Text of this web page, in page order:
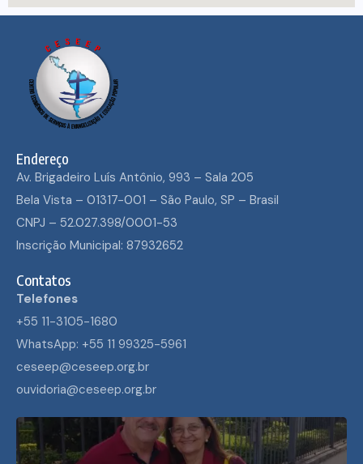
Endereço
Av. Brigadeiro Luís Antônio, 993 – Sala 205
Bela Vista – 01317-001 – São Paulo, SP – Brasil
CNPJ – 52.027.398/0001-53
Inscrição Municipal: 87932652
Contatos
Telefones
+55 11-3105-1680
WhatsApp: +55 11 99325-5961
ceseep@ceseep.org.br
ouvidoria@ceseep.org.br